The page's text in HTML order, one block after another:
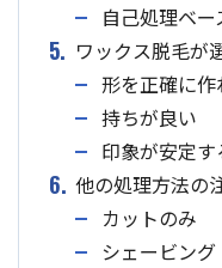
自己処理ベ
5. ワックス脱毛が
形を正確に作
持ちが良い
印象が安定す
6. 他の処理方法の
カットのみ
シェービング